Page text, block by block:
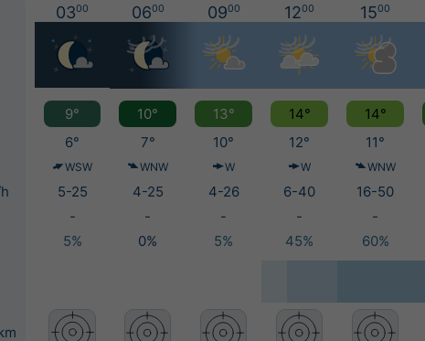
0300 0600 0900 1200 1500
9° 10° 13° 14° 14°
6° 7° 10° 12° 11°
WSW WNW W W WNW
5-25 4-25 4-26 6-40 16-50
- - - - -
5% 0% 5% 45% 60%